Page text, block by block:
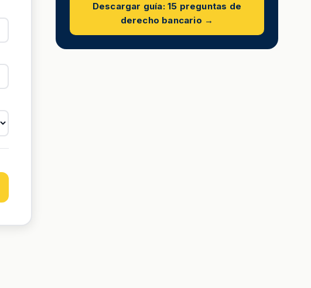
Descargar guía: 15 preguntas de
derecho bancario →